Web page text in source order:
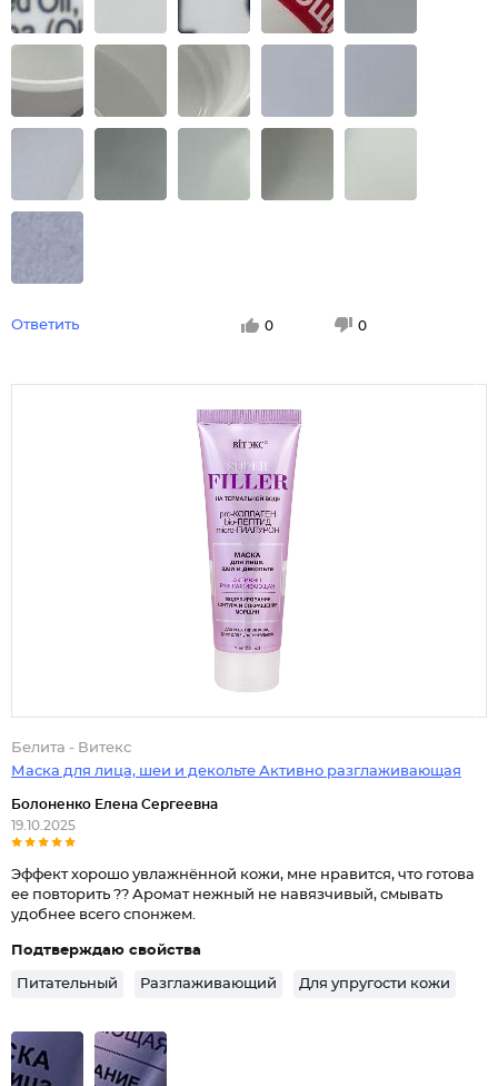
Ответить 0 0
Белита - Витекс
Маска для лица, шеи и декольте Активно разглаживающая
Болоненко Елена Сергеевна
19.10.2025
Эффект хорошо увлажнённой кожи, мне нравится, что готова
ее повторить ?? Аромат нежный не навязчивый, смывать
удобнее всего спонжем.
Подтверждаю свойства
Питательный Разглаживающий Для упругости кожи